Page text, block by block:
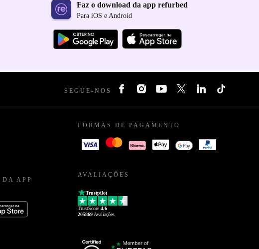
Faz o download da app refurbed
Para iOS e Android
SEGUE-NOS
APP
FORMAS DE PAGAMENTO
AVALIAÇÕES
Trustpilot
TrustScore 4.6
205869 Avaliações